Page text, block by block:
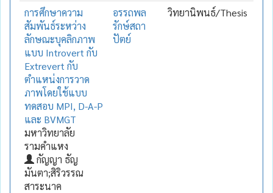
การศึกษาความ
สัมพันธ์ระหว่าง
ลักษณะบุคลิกภาพ
แบบ Introvert กับ
Extrevert กับ
ตำแหน่งการวาด
ภาพโดยใช้แบบ
ทดสอบ MPI, D-A-P
และ BVMGT
มหาวิทยาลัย
รามคำแหง
กัญญา ธัญ
มันตา;สิริวรรณ
สาระนาค
อรรถพล
รักษ์สถา
ปัตย์
วิทยานิพนธ์/Thesis